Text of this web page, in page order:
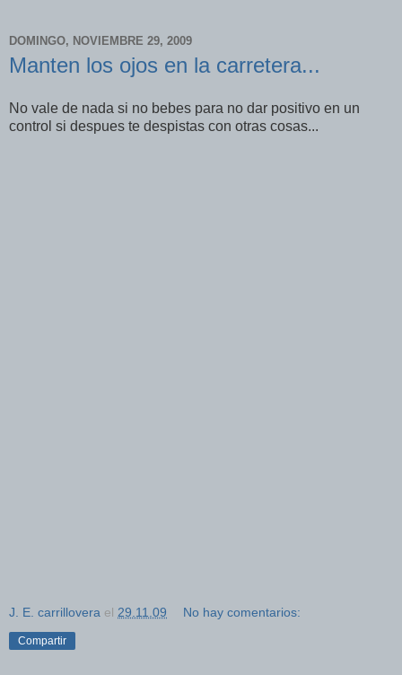
DOMINGO, NOVIEMBRE 29, 2009
Manten los ojos en la carretera...
No vale de nada si no bebes para no dar positivo en un
control si despues te despistas con otras cosas...
J. E. carrillovera el 29.11.09 No hay comentarios:
Compartir